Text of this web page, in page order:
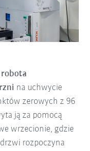
robota
na uchwycie
zerowych z 96
ją za pomocą
wrzecionie, gdzie
rozpoczyna